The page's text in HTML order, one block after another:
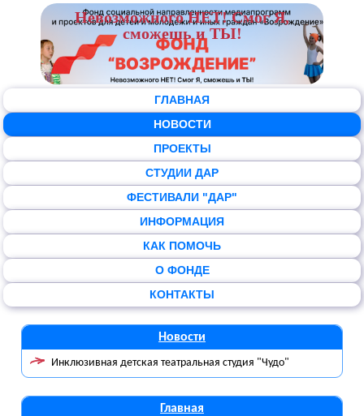
Невозможного НЕТ! Смог Я,
сможешь и ТЫ!
ГЛАВНАЯ
НОВОСТИ
ПРОЕКТЫ
СТУДИИ ДАР
ФЕСТИВАЛИ "ДАР"
ИНФОРМАЦИЯ
КАК ПОМОЧЬ
О ФОНДЕ
КОНТАКТЫ
Новости
Инклюзивная детская театральная студия "Чудо"
Главная